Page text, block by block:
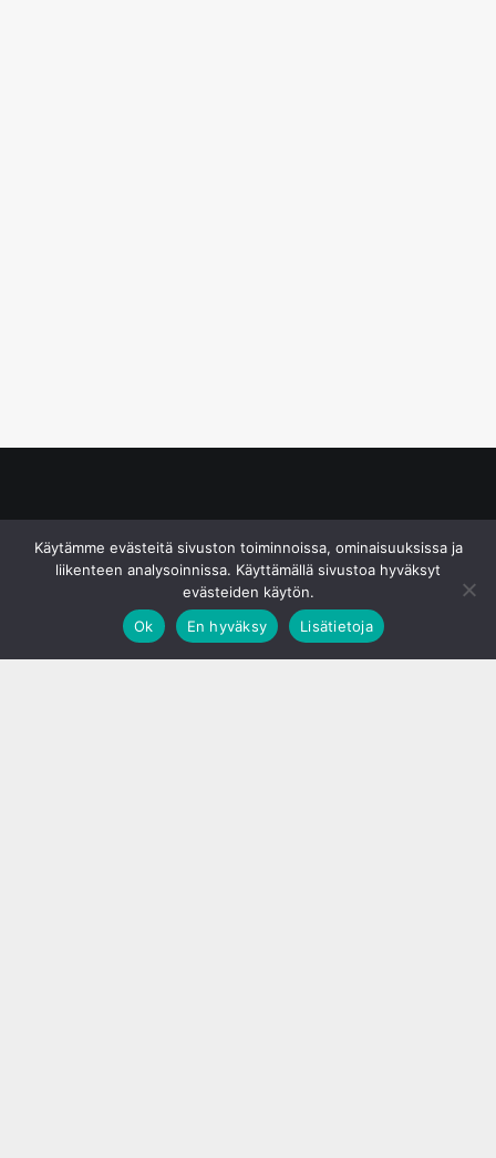
Käytämme evästeitä sivuston toiminnoissa, ominaisuuksissa ja
liikenteen analysoinnissa. Käyttämällä sivustoa hyväksyt
evästeiden käytön.
Ok
En hyväksy Lisätietoja